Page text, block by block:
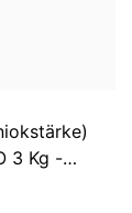
3 Kg -